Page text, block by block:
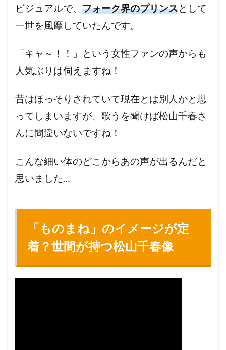
ビジュアルで、 フォーク界のプリンスとして
一世を風靡していたんです。
「キャ～！！」という女性ファンの声からも
人気ぶりは伺えますね！
昔はほっそりされていて現在とは別人かと思
ってしまいますが、歌うを聞けば松山千春さ
んに間違いないですね！
こんな細い体のどこからあの声が出るんだと
思いました…
「ものまね」のイメージが定
着？世間が持つ松山千春像